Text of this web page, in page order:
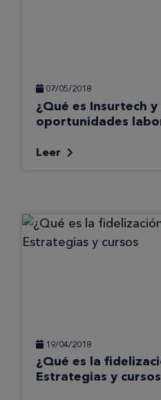
07/05/2018
¿Qué es Insurtech y
oportunidades
Leer
19/04/2018
¿Qué es la
Estrategias y cursos